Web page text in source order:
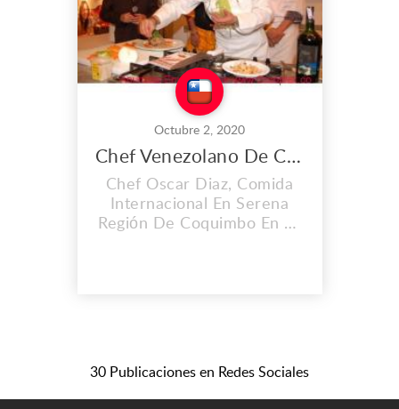
Octubre 2, 2020
Chef Venezolano De Comida Internacional En La Serena
Chef Oscar Diaz, Comida
Internacional En Serena
Región De Coquimbo En La
Sabor Auténtico De Su
Cocina. Ofreciendo Comida
30 Publicaciones en Redes Sociales